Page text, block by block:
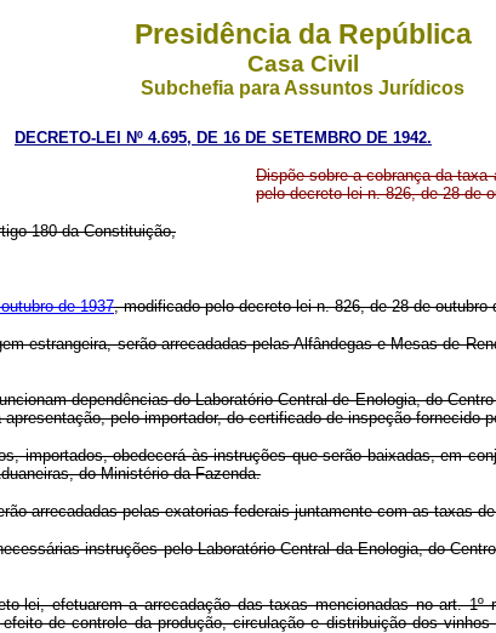
Presidência da República
Casa Civil
Subchefia para Assuntos Jurídicos
DECRETO-LEI Nº 4.695, DE 16 DE SETEMBRO DE 1942.
Dispõe sobre a cobrança da
pelo decreto-lei n. 826, de 28 de
180 da Constituição,
de 1937, modificado pelo decreto-lei n. 826, de 28 de
estrangeira, serão arrecadadas pelas Alfândegas e Mesas de
dependências do Laboratório Central de Enologia, do
pelo importador, do certificado de inspeção fornecido
importados, obedecerá às instruções que serão baixadas, em
do Ministério da Fazenda.
arrecadadas pelas exatorias federais juntamente com as taxas
instruções pelo Laboratório Central da Enologia, do
lei, efetuarem a arrecadação das taxas mencionadas no art. 1º
de controle da produção, circulação e distribuição dos